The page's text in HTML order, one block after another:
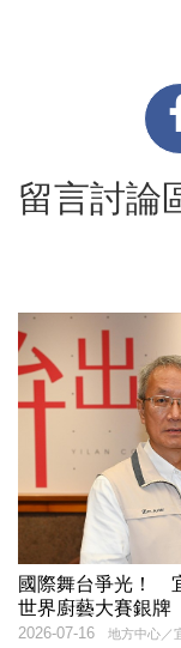
留言討論
國際舞台爭光！
世界廚藝大賽銀牌
地方中心／
2026-07-16